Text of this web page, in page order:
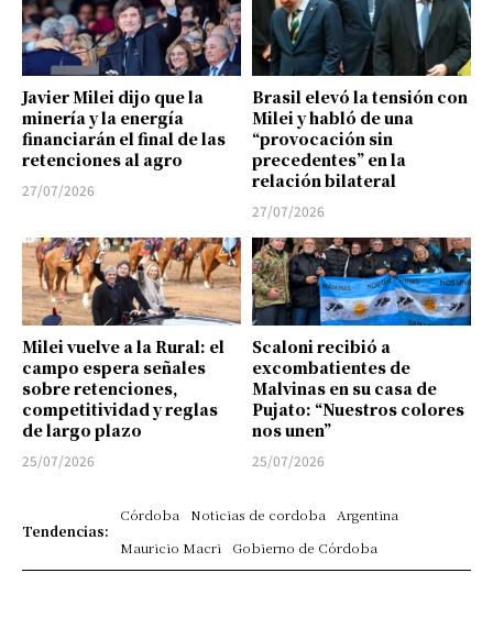
Javier Milei dijo que la
minería y la energía
financiarán el final de las
retenciones al agro
27/07/2026
Brasil elevó la tensión con
Milei y habló de una
“provocación sin
precedentes” en la
relación bilateral
27/07/2026
Milei vuelve a la Rural: el
campo espera señales
sobre retenciones,
competitividad y reglas
de largo plazo
25/07/2026
Scaloni recibió a
excombatientes de
Malvinas en su casa de
Pujato: “Nuestros colores
nos unen”
25/07/2026
Tendencias:
Córdoba Noticias de cordoba
Argentina
Mauricio Macri
Gobierno de Córdoba